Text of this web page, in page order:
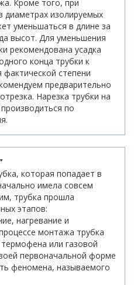
Кроме того, при
диаметрах изолируемых
уменьшаться в длине за
высот. Для уменьшения
рекомендована усадка
конца трубки к
степени
предварительно
Нарезка трубки на
по
которая попадает в
имела совсем
трубка прошла
этапов:
нагревание и
монтажа трубка
или газовой
первоначальной форме
феномена, называемого